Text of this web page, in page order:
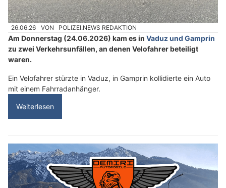
26.06.26 VON POLIZEI.NEWS REDAKTION
Am Donnerstag (24.06.2026) kam es in Vaduz und Gamprin
zu zwei Verkehrsunfällen, an denen Velofahrer beteiligt
waren.
Ein Velofahrer stürzte in Vaduz, in Gamprin kollidierte ein Auto
mit einem Fahrradanhänger.
Weiterlesen